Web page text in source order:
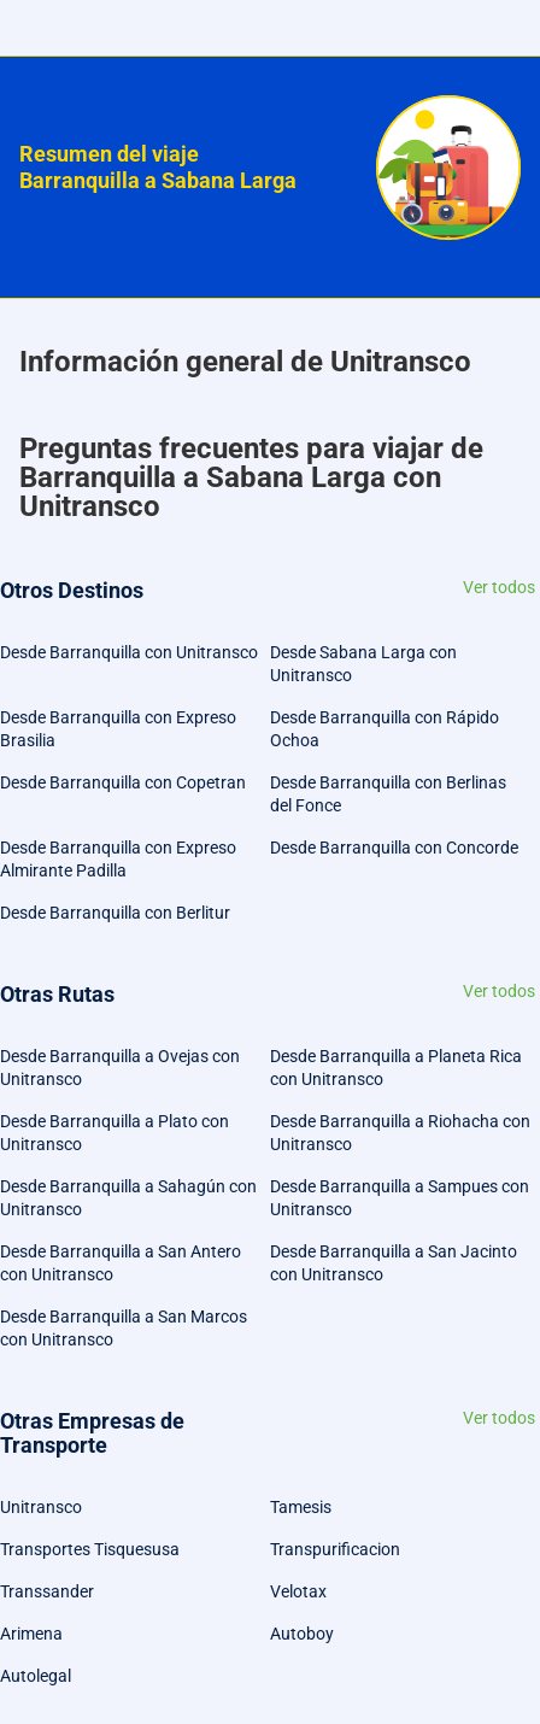
Resumen del viaje
Barranquilla a Sabana Larga
Información general de Unitransco
Preguntas frecuentes para viajar de
Barranquilla a Sabana Larga con
Unitransco
Otros Destinos Ver todos
Desde Barranquilla con Unitransco
Desde Sabana Larga con
Unitransco
Desde Barranquilla con Expreso
Brasilia
Desde Barranquilla con Rápido
Ochoa
Desde Barranquilla con Copetran
Desde Barranquilla con Berlinas
del Fonce
Desde Barranquilla con Expreso
Almirante Padilla
Desde Barranquilla con Concorde
Desde Barranquilla con Berlitur
Otras Rutas Ver todos
Desde Barranquilla a Ovejas con
Unitransco
Desde Barranquilla a Planeta Rica
con Unitransco
Desde Barranquilla a Plato con
Unitransco
Desde Barranquilla a Riohacha con
Unitransco
Desde Barranquilla a Sahagún con
Unitransco
Desde Barranquilla a Sampues con
Unitransco
Desde Barranquilla a San Antero
con Unitransco
Desde Barranquilla a San Jacinto
con Unitransco
Desde Barranquilla a San Marcos
con Unitransco
Otras Empresas de
Transporte
Ver todos
Unitransco Tamesis
Transportes Tisquesusa Transpurificacion
Transsander Velotax
Arimena Autoboy
Autolegal